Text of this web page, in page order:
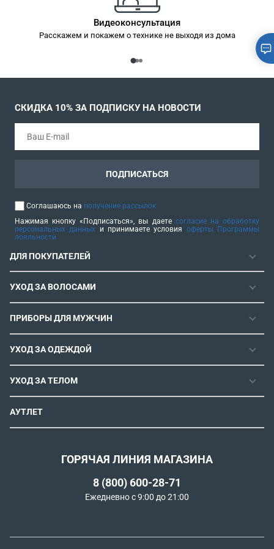
Видеоконсультация
Расскажем и покажем о технике не выходя из дома
ДЛЯ ПОКУПАТЕЛЕЙ
ГАРАНТИЯ
РЕМОНТОПРИГОДНОСТЬ
ИНСТРУКЦИИ И FAQ
КОНТАКТЫ И РЕКВИЗИТЫ
СПОСОБЫ ОПЛАТЫ
УСЛОВИЯ ДОСТАВКИ
ОБМЕН И ВОЗВРАТ
РЕКОМЕНДАТЕЛЬНЫЕ ТЕХНОЛОГИИ
УХОД ЗА ВОЛОСАМИ
ФЕНЫ
ФЕН-ЩЕТКИ
СТАЙЛЕРЫ
ВОССТАНОВЛЕНИЕ ВОЛОС
ULTIMATE EXPERIENCE
ROWENTA X KARL LAGERFELD
ПРИБОРЫ ДЛЯ МУЖЧИН
МАШИНКИ ДЛЯ СТРИЖКИ
ТРИММЕРЫ
УХОД ЗА ОДЕЖДОЙ
ПАРОГЕНЕРАТОРЫ
УТЮГИ
УХОД ЗА ТЕЛОМ
ЭПИЛЯТОРЫ
АУТЛЕТ
СКИДКА 10% ЗА ПОДПИСКУ НА НОВОСТИ
ПОДПИСАТЬСЯ
Соглашаюсь на получение рассылок
Нажимая кнопку «Подписаться», вы даете согласие на обработку
персональных данных и принимаете условия оферты Программы
лояльности
ГОРЯЧАЯ ЛИНИЯ МАГАЗИНА
8 (800) 600-28-71
Ежедневно с 9:00 до 21:00